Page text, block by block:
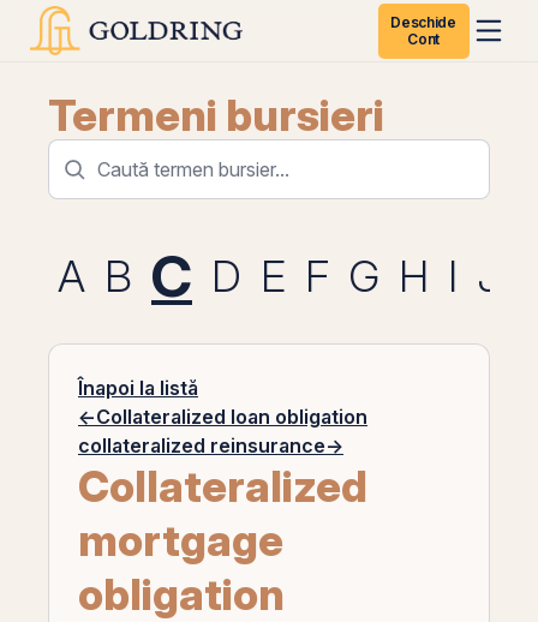
Deschide
Cont
Termeni bursieri
A B C D E F G H I J
Înapoi la listă
←Collateralized loan obligation
collateralized reinsurance→
Collateralized
mortgage
obligation